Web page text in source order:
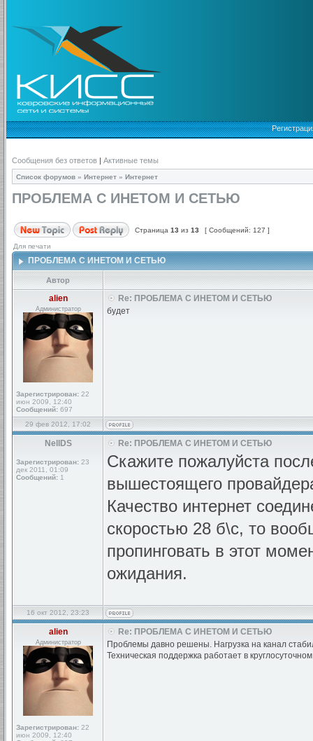
Сообщения без ответов | Активные темы
Список форумов » Интернет » Интернет
ПРОБЛЕМА С ИНЕТОМ И СЕТЬЮ
Страница 13 из 13 [ Сообщений: 127 ]
Для печати
ПРОБЛЕМА С ИНЕТОМ И СЕТЬЮ
Автор
alien
Администратор
Зарегистрирован: 22
июн 2009, 12:40
Сообщений: 697
Re: ПРОБЛЕМА С ИНЕТОМ И СЕТЬЮ
будет
29 фев 2012, 17:02
NellDS
Зарегистрирован: 23
дек 2011, 01:09
Сообщений: 1
Re: ПРОБЛЕМА С ИНЕТОМ И СЕТЬЮ
Скажите пожалуйста
вышестоящего
Качество интернет
скоростью 28 б\с, то
пропинговать в этот
ожидания.
16 окт 2012, 23:23
alien
Администратор
Зарегистрирован: 22
июн 2009, 12:40
Re: ПРОБЛЕМА С ИНЕТОМ И СЕТЬЮ
Проблемы давно решены. Нагрузка на канал
Техническая поддержка работает в